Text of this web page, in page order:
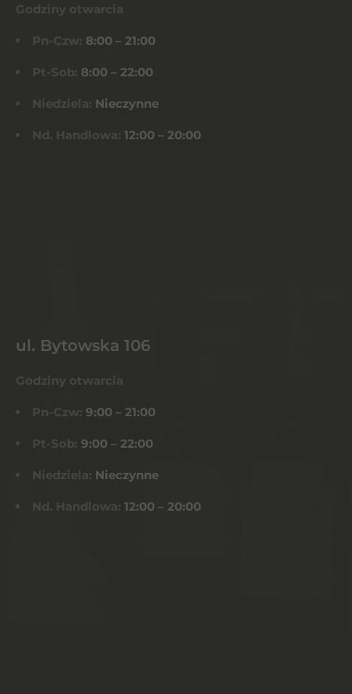
Godziny otwarcia
Pn-Czw: 8:00 – 21:00
Pt-Sob: 8:00 – 22:00
Niedziela: Nieczynne
Nd. Handlowa: 12:00 – 20:00
ul. Bytowska 106
Godziny otwarcia
Pn-Czw: 9:00 – 21:00
Pt-Sob: 9:00 – 22:00
Niedziela: Nieczynne
Nd. Handlowa: 12:00 – 20:00